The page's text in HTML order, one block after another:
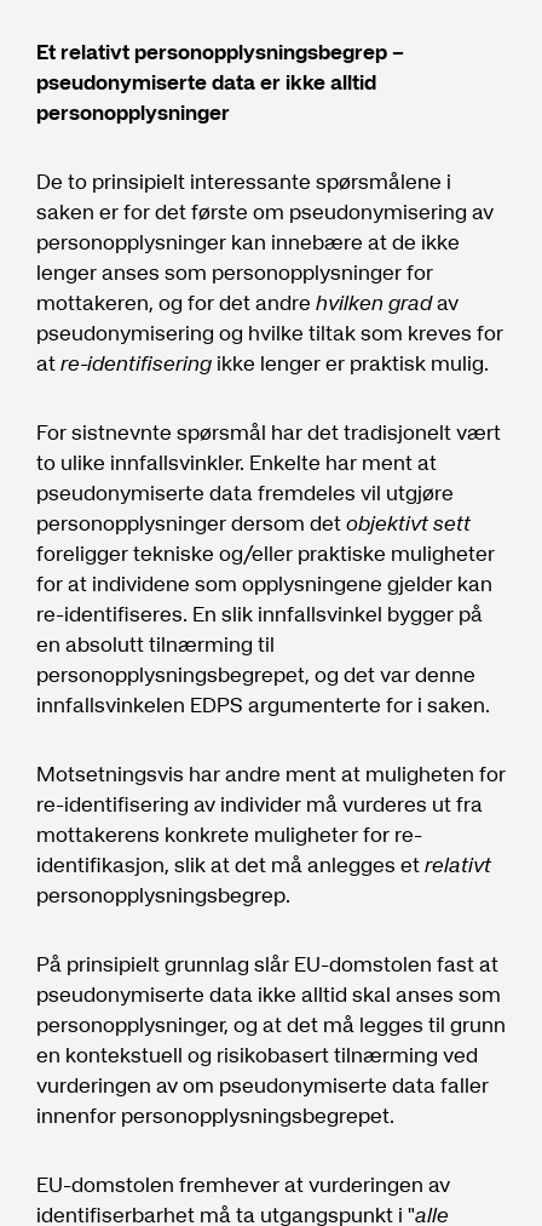
Et relativt personopplysningsbegrep –
pseudonymiserte data er ikke alltid
personopplysninger
De to prinsipielt interessante spørsmålene i
saken er for det første om pseudonymisering av
personopplysninger kan innebære at de ikke
lenger anses som personopplysninger for
mottakeren, og for det andrehvilken gradav
pseudonymisering og hvilke tiltak som kreves for
atre-identifiseringikke lenger er praktisk mulig.
For sistnevnte spørsmål har det tradisjonelt vært
to ulike innfallsvinkler. Enkelte har ment at
pseudonymiserte data fremdeles vil utgjøre
personopplysninger dersom detobjektivt sett
foreligger tekniske og/eller praktiske muligheter
for at individene som opplysningene gjelder kan
re-identifiseres. En slik innfallsvinkel bygger på
en absolutt tilnærming til
personopplysningsbegrepet, og det var denne
innfallsvinkelen EDPS argumenterte for i saken.
Motsetningsvis har andre ment at muligheten for
re-identifisering av individer må vurderes ut fra
mottakerens konkrete muligheter for re-
identifikasjon, slik at det må anlegges etrelativt
personopplysningsbegrep.
På prinsipielt grunnlag slår EU-domstolen fast at
pseudonymiserte data ikke alltid skal anses som
personopplysninger, og at det må legges til grunn
en kontekstuell og risikobasert tilnærming ved
vurderingen av om pseudonymiserte data faller
innenfor personopplysningsbegrepet.
EU-domstolen fremhever at vurderingen av
identifiserbarhet må ta utgangspunkt i "alle